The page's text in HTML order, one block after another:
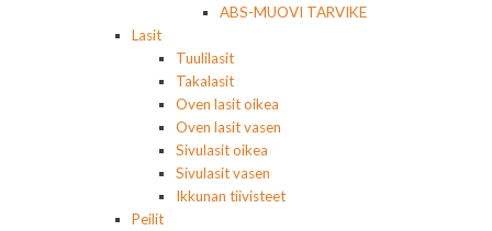
ABS-MUOVI TARVIKE
Lasit
Tuulilasit
Takalasit
Oven lasit oikea
Oven lasit vasen
Sivulasit oikea
Sivulasit vasen
Ikkunan tiivisteet
Peilit